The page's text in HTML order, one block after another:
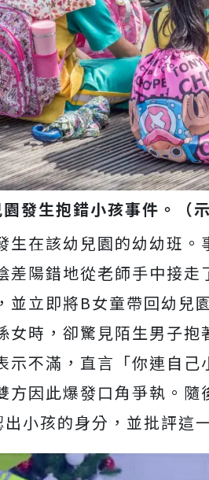
發生抱錯小孩事件。（
生在該幼兒園的幼幼班
差陽錯地從老師手中接
並立即將B女童帶回幼兒
女時，卻驚見陌生男子
示不滿，直言「你連自
方因此爆發口角爭執。隨
小孩的身分，並批評這